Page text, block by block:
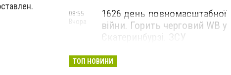
1626 день повномасштабної
війни. Горить черговий WB у
Єкатеринбурзі. ЗСУ
Маріуполі
08:55
Вчора
ТОП НОВИНИ